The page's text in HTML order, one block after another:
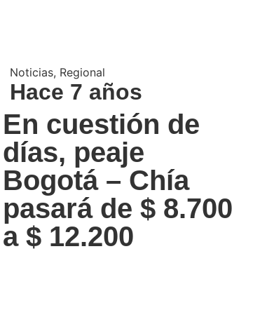
Noticias, Regional
Hace 7 años
En cuestión de
días, peaje
Bogotá – Chía
pasará de $ 8.700
a $ 12.200